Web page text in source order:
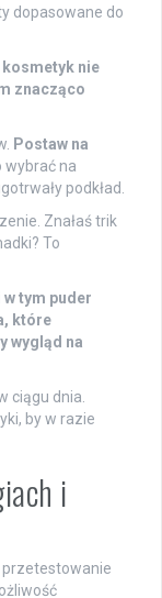
dopasowane do
kosmetyk nie
znacząco
Postaw na
wybrać na
podkład.
Znałaś trik
To
w tym puder
które
wygląd na
ciągu dnia.
by w razie
i
przetestowanie